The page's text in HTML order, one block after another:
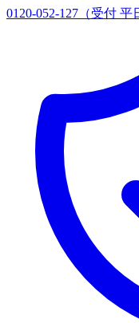
0120-052-127 （受付